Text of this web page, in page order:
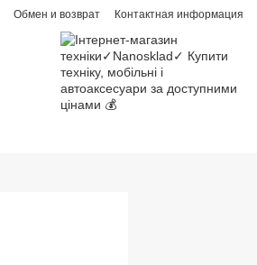
Обмен и возврат Контактная информация